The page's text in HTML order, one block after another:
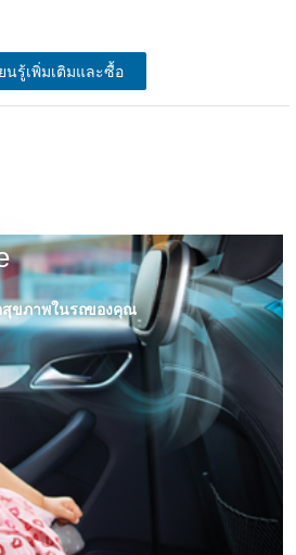
นรู้เพิ่มเติมและซื้อ
สุขภาพในรถของคุณ